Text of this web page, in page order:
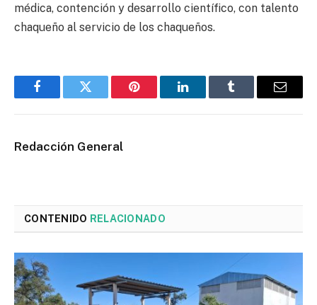
médica, contención y desarrollo científico, con talento
chaqueño al servicio de los chaqueños.
FacebookTwitter Pinterest LinkedInTumblr Email
Redacción General
CONTENIDO RELACIONADO